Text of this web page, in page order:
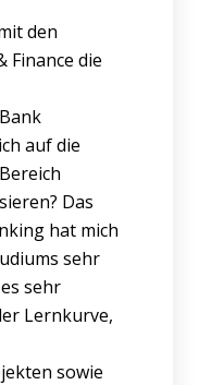
den
Finance die
auf die
Das
hat mich
sehr
sehr
Lernkurve,
sowie